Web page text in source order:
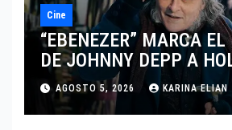
Cine
“EBENEZER” MARCA EL
DE JOHNNY DEPP A
TRAS SU PASO POR EL
INDEPENDIENTE
AGOSTO 5, 2026 KARINA ELIAN